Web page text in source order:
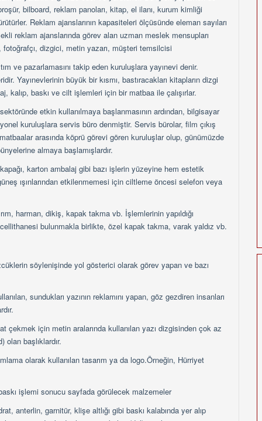
bilboard, reklam panoları, kitap, el ilanı, kurum kimliği
Reklam ajanslarının kapasiteleri ölçüsünde eleman sayıları
reklam ajanslarında görev alan uzman meslek mensupları
fotoğrafçı, dizgici, metin yazarı, müşteri temsilcisi
ve pazarlamasını takip eden kuruluşlara yayınevi denir.
Yayınevlerinin büyük bir kısmı, bastıracakları kitapların dizgi
kalıp, baskı ve cilt işlemleri için bir matbaa ile çalışırlar.
etkin kullanılmaya başlanmasının ardından, bilgisayar
kuruluşlara servis büro denmiştir. Servis bürolar, film çıkış
arasında köprü görevi gören kuruluşlar olup, günümüzde
almaya başlamışlardır.
karton ambalaj gibi bazı işlerin yüzeyine hem estetik
ışınlarından etkilenmemesi için ciltleme öncesi selefon veya
harman, dikiş, kapak takma vb. İşlemlerinin yapıldığı
bulunmakla birlikte, özel kapak takma, varak yaldız vb.
söylenişinde yol gösterici olarak görev yapan ve bazı
sundukları yazının reklamını yapan, göz gezdiren insanları
çekmek için metin aralarında kullanılan yazı dizgisinden çok az
başlıklardır.
olarak kullanılan tasarım ya da logo.Örneğin, Hürriyet
işlemi sonucu sayfada görülecek malzemeler
anterlin, garnitür, klişe altlığı gibi baskı kalabında yer alıp